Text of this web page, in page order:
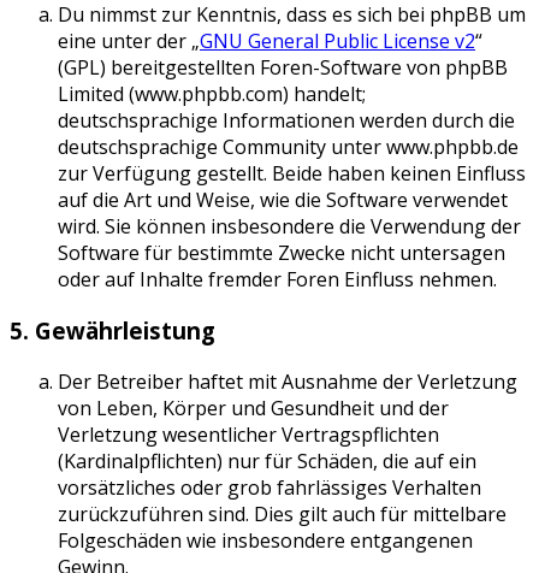
Du nimmst zur Kenntnis, dass es sich bei phpBB um
eine unter der „GNU General Public License v2“
(GPL) bereitgestellten Foren-Software von phpBB
Limited (www.phpbb.com) handelt;
deutschsprachige Informationen werden durch die
deutschsprachige Community unter www.phpbb.de
zur Verfügung gestellt. Beide haben keinen Einfluss
auf die Art und Weise, wie die Software verwendet
wird. Sie können insbesondere die Verwendung der
Software für bestimmte Zwecke nicht untersagen
oder auf Inhalte fremder Foren Einfluss nehmen.
5. Gewährleistung
Der Betreiber haftet mit Ausnahme der Verletzung
von Leben, Körper und Gesundheit und der
Verletzung wesentlicher Vertragspflichten
(Kardinalpflichten) nur für Schäden, die auf ein
vorsätzliches oder grob fahrlässiges Verhalten
zurückzuführen sind. Dies gilt auch für mittelbare
Folgeschäden wie insbesondere entgangenen
Gewinn.